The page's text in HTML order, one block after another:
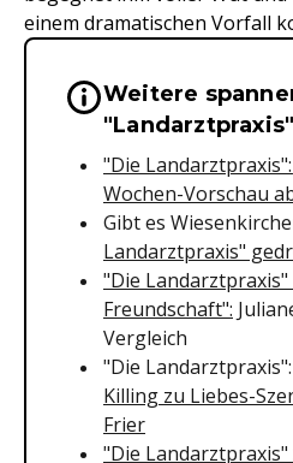
einem dramatischen Vorfall
Wichtige
Weitere
"Die
Wochen-Vorschau
Gibt es
Landarztpraxis"
"Die
Freundschaft":
Vergleich
"Die Landarztpraxis":
Killing zu Liebes-
Frier
"Die Landarztpraxis"